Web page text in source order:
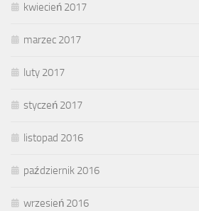
kwiecień 2017
marzec 2017
luty 2017
styczeń 2017
listopad 2016
październik 2016
wrzesień 2016